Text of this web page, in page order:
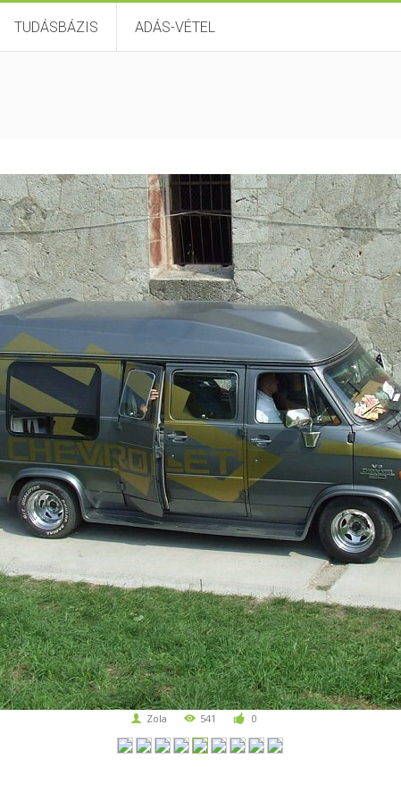
TUDÁSBÁZIS ADÁS-VÉTEL
Zola 541 0